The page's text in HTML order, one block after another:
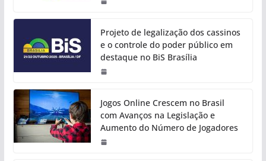
Projeto de legalização dos cassinos
e o controle do poder público em
destaque no BiS Brasília
Jogos Online Crescem no Brasil
com Avanços na Legislação e
Aumento do Número de Jogadores